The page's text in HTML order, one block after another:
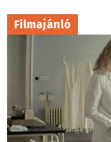
Filmajánló